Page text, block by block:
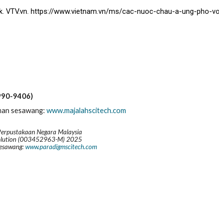
VTV.vn. https://www.vietnam.vn/ms/cac-nuoc-chau-a-ung-pho-
9406)
sesawang: www.majalahscitech.com
Negara Malaysia
(003452963-M) 2025
www.paradigmscitech.com